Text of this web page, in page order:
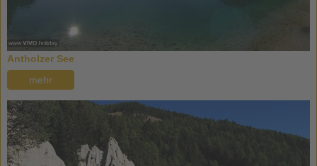
Antholzer See
mehr